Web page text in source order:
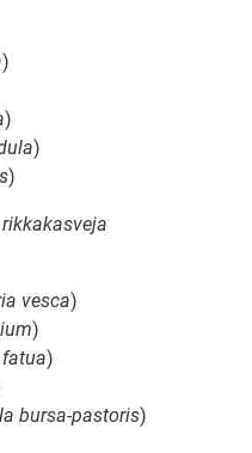
)
)
)
)
vesca)
)
)
bursa-pastoris)